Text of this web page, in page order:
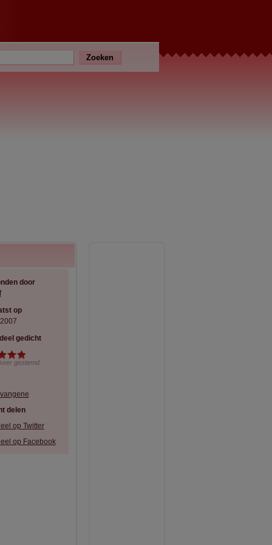
door
op
gedicht
gestemd.
delen
op Twitter
op Facebook